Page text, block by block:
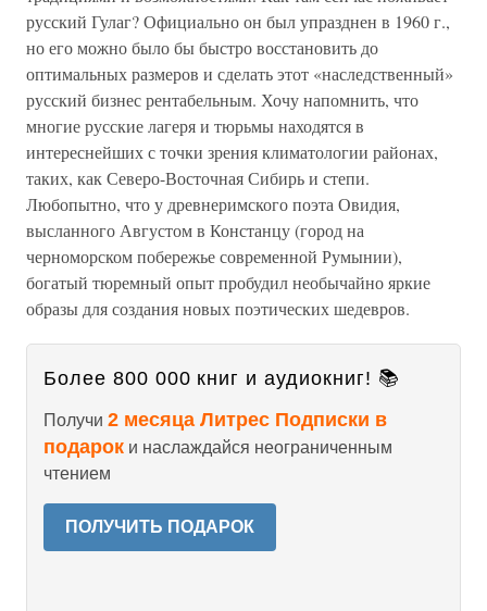
русский Гулаг? Официально он был упразднен в 1960 г.,
но его можно было бы быстро восстановить до
оптимальных размеров и сделать этот «наследственный»
русский бизнес рентабельным. Хочу напомнить, что
многие русские лагеря и тюрьмы находятся в
интереснейших с точки зрения климатологии районах,
таких, как Северо-Восточная Сибирь и степи.
Любопытно, что у древнеримского поэта Овидия,
высланного Августом в Констанцу (город на
черноморском побережье современной Румынии),
богатый тюремный опыт пробудил необычайно яркие
образы для создания новых поэтических шедевров.
Более 800 000 книг и аудиокниг! 📚
Получи 2 месяца Литрес Подписки в
подарок и наслаждайся неограниченным
чтением
ПОЛУЧИТЬ ПОДАРОК